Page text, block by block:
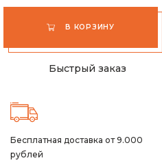
В КОРЗИНУ
Быстрый заказ
Бесплатная доставка от 9.000
рублей